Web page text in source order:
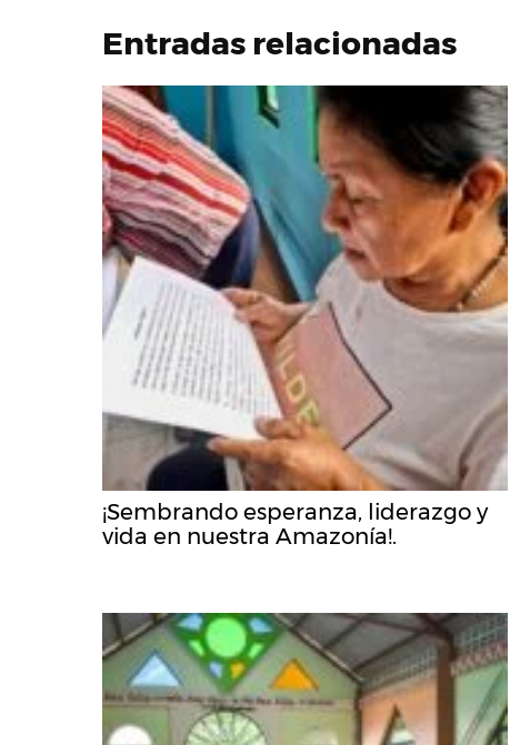
Entradas relacionadas
¡Sembrando esperanza, liderazgo y
vida en nuestra Amazonía!.